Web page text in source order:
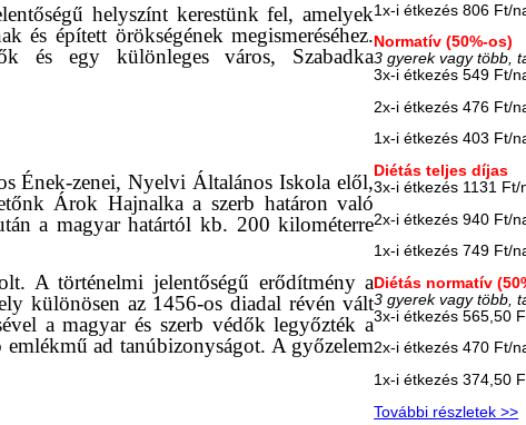
helyszínt kerestünk fel, amelyek
és épített örökségének megismeréséhez.
és egy különleges város, Szabadka
Ének-zenei, Nyelvi Általános Iskola elől,
Árok Hajnalka a szerb határon való
a magyar határtól kb. 200 kilométerre
A történelmi jelentőségű erődítmény a
különösen az 1456-os diadal révén vált
a magyar és szerb védők legyőzték a
ad tanúbizonyságot. A győzelem
1x-i étkezés 806 Ft/
Normatív (50%-os)
3 gyerek vagy több,
3x-i étkezés 549 Ft/
2x-i étkezés 476 Ft/
1x-i étkezés 403 Ft/
Diétás teljes díjas
3x-i étkezés 1131 Ft/
2x-i étkezés 940 Ft/
1x-i étkezés 749 Ft/
Diétás normatív
3 gyerek vagy több,
3x-i étkezés 565,50
2x-i étkezés 470 Ft/
1x-i étkezés 374,50
További részletek >>